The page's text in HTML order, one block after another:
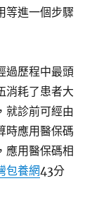
等進一個步驟
過歷程中最頭
消耗了患者大
就診前可經由
時應用醫保碼
應用醫保碼相
包養網43分